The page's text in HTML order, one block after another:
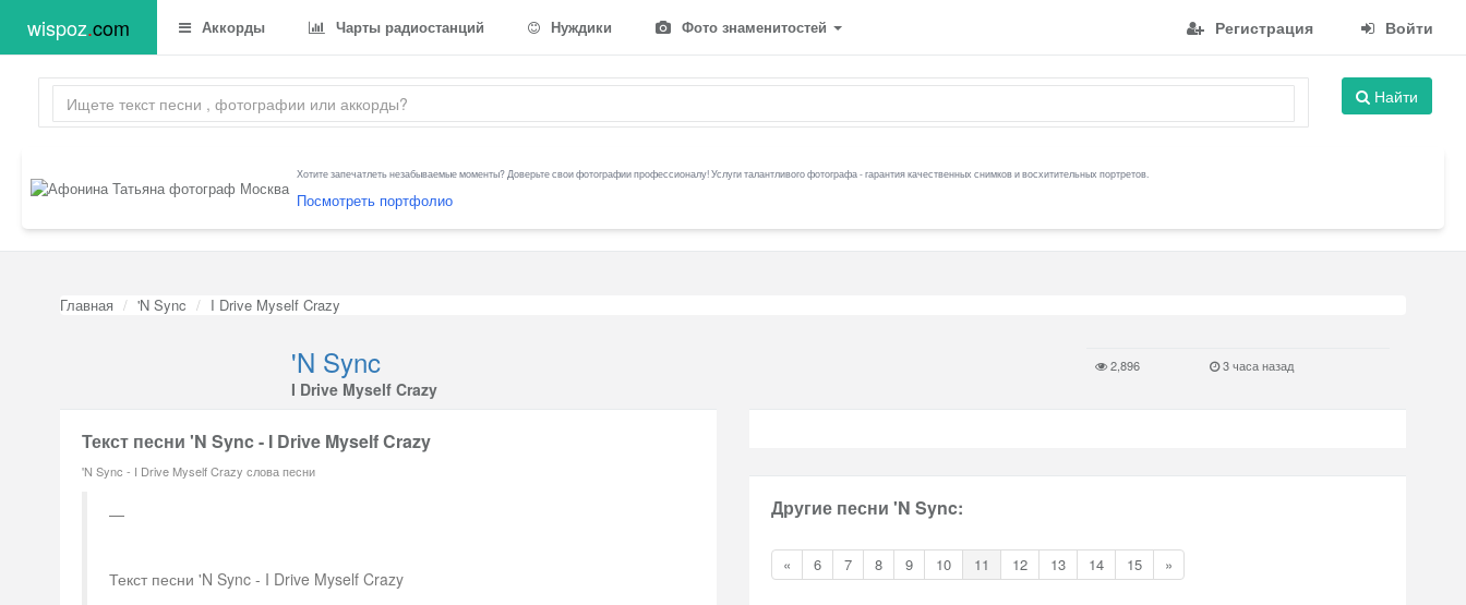
wispoz.com Аккорды Чарты радиостанций Нуждики Фото знаменитостей Регистрация Войти
Найти
Хотите запечатлеть незабываемые моменты? Доверьте свои фотографии профессионалу! Услуги талантливого фотографа - гарантия качественных снимков и восхитительных портретов.
Посмотреть портфолио
Главная 'N Sync I Drive Myself Crazy
'N Sync
I Drive Myself Crazy
2,896 3 часа назад
Текст песни 'N Sync - I Drive Myself Crazy
'N Sync - I Drive Myself Crazy слова песни
Текст песни 'N Sync - I Drive Myself Crazy
Другие песни 'N Sync:
« 6 7 8 9 10 11 12 13 14 15 »